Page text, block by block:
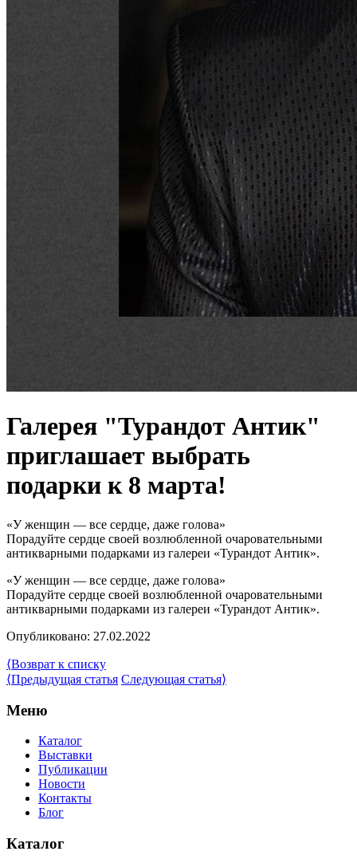
Галерея "Турандот Антик"
приглашает выбрать
подарки к 8 марта!
«У женщин — все сердце, даже голова»
Порадуйте сердце своей возлюбленной очаровательными
антикварными подарками из галереи «Турандот Антик».
«У женщин — все сердце, даже голова»
Порадуйте сердце своей возлюбленной очаровательными
антикварными подарками из галереи «Турандот Антик».
Опубликовано: 27.02.2022
⟨Возврат к списку
⟨Предыдущая статья Следующая статья⟩
Меню
Каталог
Выставки
Публикации
Новости
Контакты
Блог
Каталог